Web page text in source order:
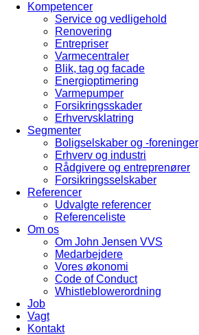
Kompetencer
Service og vedligehold
Renovering
Entrepriser
Varmecentraler
Blik, tag og facade
Energioptimering
Varmepumper
Forsikringsskader
Erhvervsklatring
Segmenter
Boligselskaber og -foreninger
Erhverv og industri
Rådgivere og entreprenører
Forsikringsselskaber
Referencer
Udvalgte referencer
Referenceliste
Om os
Om John Jensen VVS
Medarbejdere
Vores økonomi
Code of Conduct
Whistleblowerordning
Job
Vagt
Kontakt